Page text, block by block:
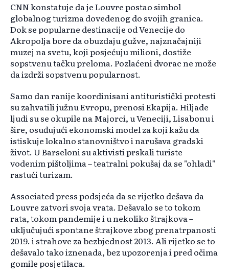
CNN konstatuje da je Louvre postao simbol
globalnog turizma dovedenog do svojih granica.
Dok se popularne destinacije od Venecije do
Akropolja bore da obuzdaju gužve, najznačajniji
muzej na svetu, koji posjećuju milioni, dostiže
sopstvenu tačku preloma. Pozlaćeni dvorac ne može
da izdrži sopstvenu popularnost.
Samo dan ranije koordinisani antituristički protesti
su zahvatili južnu Evropu, prenosi Ekapija. Hiljade
ljudi su se okupile na Majorci, u Veneciji, Lisabonu i
šire, osuđujući ekonomski model za koji kažu da
istiskuje lokalno stanovništvo i narušava gradski
život. U Barseloni su aktivisti prskali turiste
vodenim pištoljima – teatralni pokušaj da se "ohladi"
rastući turizam.
Associated press podsjeća da se rijetko dešava da
Louvre zatvori svoja vrata. Dešavalo se to tokom
rata, tokom pandemije i u nekoliko štrajkova –
uključujući spontane štrajkove zbog prenatrpanosti
2019. i strahove za bezbjednost 2013. Ali rijetko se to
dešavalo tako iznenada, bez upozorenja i pred očima
gomile posjetilaca.